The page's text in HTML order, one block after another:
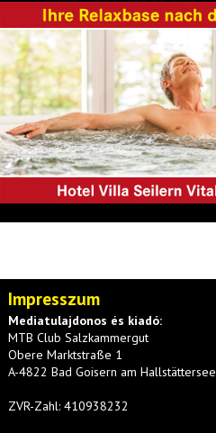
Impresszum
Mediatulajdonos és kiadó:
MTB Club Salzkammergut
Obere Marktstraße 1
A-4822 Bad Goisern am Hallstättersee
ZVR-Zahl: 410938232